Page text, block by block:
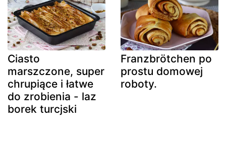
Ciasto
marszczone, super
chrupiące i łatwe
do zrobienia - laz
borek turcjski
Franzbrötchen po
prostu domowej
roboty.